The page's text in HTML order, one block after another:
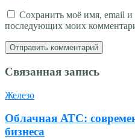
Сохранить моё имя, email и
последующих моих
Связанная запись
Железо
Облачная АТС:
бизнеса